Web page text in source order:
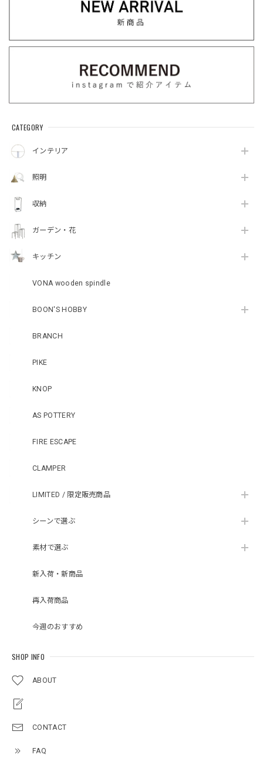
CATEGORY
インテリア
照明
収納
ガーデン・花
キッチン
VONA wooden spindle
BOON'S HOBBY
BRANCH
PIKE
KNOP
AS POTTERY
FIRE ESCAPE
CLAMPER
LIMITED / 限定販売商品
シーンで選ぶ
素材で選ぶ
新入荷・新商品
再入荷商品
今週のおすすめ
SHOP INFO
ABOUT
CONTACT
FAQ